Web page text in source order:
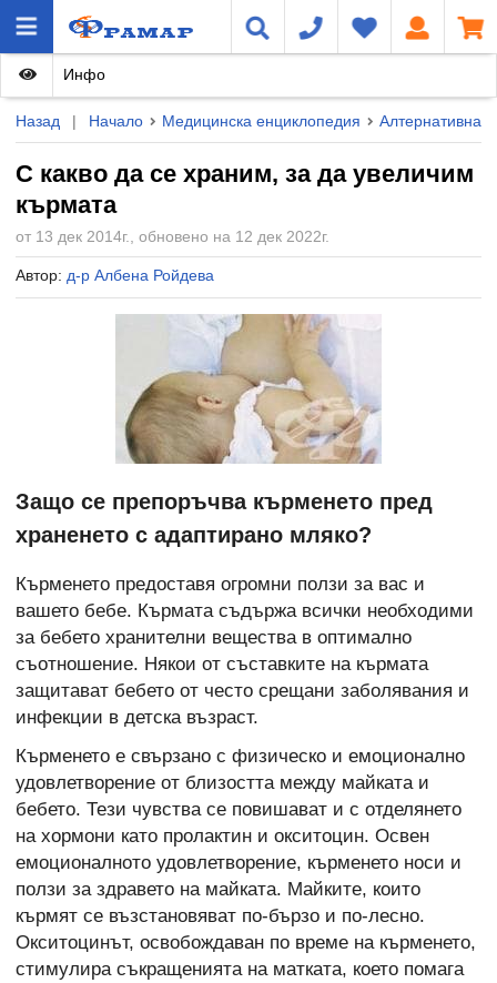
Назад | Начало Медицинска енциклопедия Алтернативна
С какво да се храним, за да увеличим
кърмата
от 13 дек 2014г., обновено на 12 дек 2022г.
Автор: д-р Албена Ройдева
Инфо
Защо се препоръчва кърменето пред
храненето с адаптирано мляко?
Кърменето предоставя огромни ползи за вас и
вашето бебе. Кърмата съдържа всички необходими
за бебето хранителни вещества в оптимално
съотношение. Някои от съставките на кърмата
защитават бебето от често срещани заболявания и
инфекции в детска възраст.
Кърменето е свързано с физическо и емоционално
удовлетворение от близостта между майката и
бебето. Тези чувства се повишават и с отделянето
на хормони като пролактин и окситоцин. Освен
емоционалното удовлетворение, кърменето носи и
ползи за здравето на майката. Майките, които
кърмят се възстановяват по-бързо и по-лесно.
Окситоцинът, освобождаван по време на кърменето,
стимулира съкращенията на матката, което помага